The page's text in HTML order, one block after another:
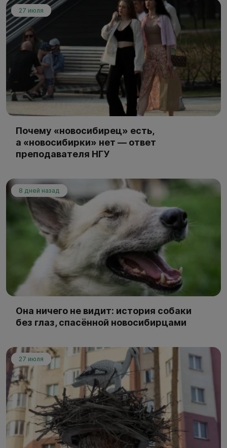
27 июля
Почему «новосибирец» есть,
а «новосибирки» нет — ответ
преподавателя НГУ
8 дней назад
Она ничего не видит: история собаки
без глаз, спасённой новосибирцами
27 июля